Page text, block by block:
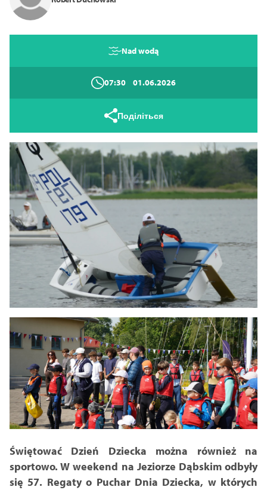
Nad wodą
07:30 01.06.2026
Поділіться
Świętować Dzień Dziecka można również na
sportowo. W weekend na Jeziorze Dąbskim odbyły
się 57. Regaty o Puchar Dnia Dziecka, w których